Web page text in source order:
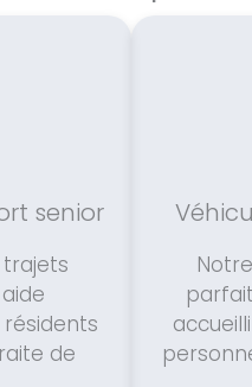
senior
trajets
de